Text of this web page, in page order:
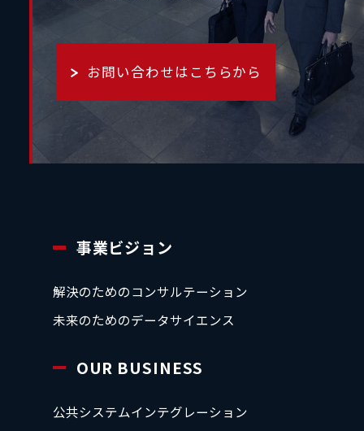
お問い合わせはこちらから
事業ビジョン
解決のためのコンサルテーション
未来のためのデータサイエンス
OUR BUSINESS
公共システムインテグレーション